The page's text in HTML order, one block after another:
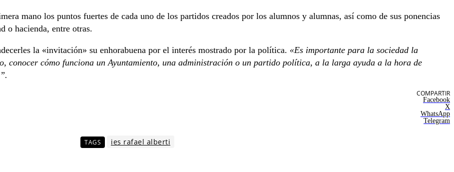
mano los puntos fuertes de cada uno de los partidos creados por los alumnos y alumnas, así como de sus ponencias
o hacienda, entre otras.
la «invitación» su enhorabuena por el interés mostrado por la política. «Es importante para la sociedad la
conocer cómo funciona un Ayuntamiento, una administración o un partido política, a la larga ayuda a la hora de
COMPARTIR
Facebook
X
WhatsApp
Telegram
TAGS ies rafael alberti